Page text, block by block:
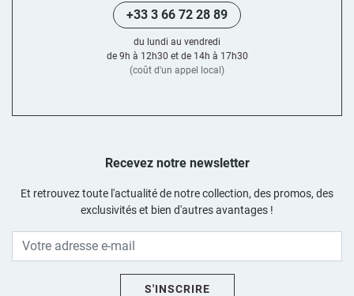
Recevez notre newsletter
Et retrouvez toute l'actualité de notre collection, des promos, des
exclusivités et bien d'autres avantages !
S'INSCRIRE
+33 3 66 72 28 89
du lundi au vendredi
de 9h à 12h30 et de 14h à 17h30
(coût d'un appel local)